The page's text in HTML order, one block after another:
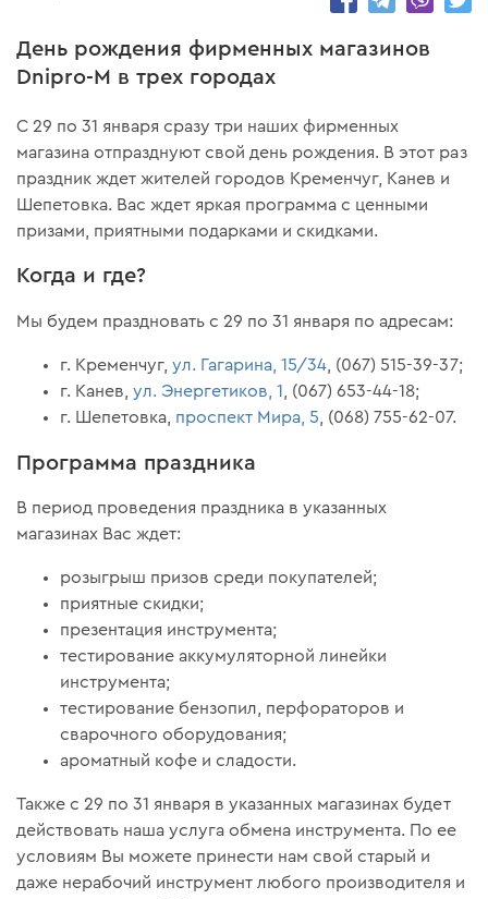
День рождения фирменных магазинов
Dnipro-M в трех городах
С 29 по 31 января сразу три наших фирменных
магазина отпразднуют свой день рождения. В этот раз
праздник ждет жителей городов Кременчуг, Канев и
Шепетовка. Вас ждет яркая программа с ценными
призами, приятными подарками и скидками.
Когда и где?
Мы будем праздновать с 29 по 31 января по адресам:
г. Кременчуг,ул. Гагарина, 15/34 , (067) 515-39-37;
г. Канев,ул. Энергетиков, 1
, (067) 653-44-18;
г. Шепетовка, проспект Мира, 5 , (068) 755-62-07.
Программа праздника
В период проведения праздника в указанных
магазинах Вас ждет:
розыгрыш призов среди покупателей;
приятные скидки;
презентация инструмента;
тестирование аккумуляторной линейки
инструмента;
тестирование бензопил, перфораторов и
сварочного оборудования;
ароматный кофе и сладости.
Также с 29 по 31 января в указанных магазинах будет
действовать наша услуга обмена инструмента. По ее
условиям Вы можете принести нам свой старый и
даже нерабочий инструмент любого производителя и